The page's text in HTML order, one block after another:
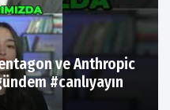
ve Anthropic
#canlıyayın